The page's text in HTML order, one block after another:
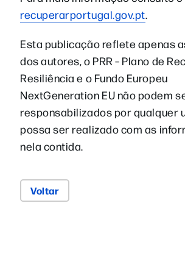
recuperarportugal.gov.pt.
Esta publicação reflete apenas
dos autores, o PRR – Plano de
Resiliência e o Fundo Europeu
NextGeneration EU não podem
responsabilizados por qualquer
possa ser realizado com as
nela contida.
Voltar